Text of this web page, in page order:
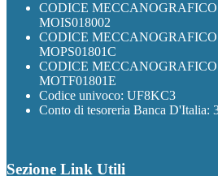
CODICE
MOIS018002
CODICE MECCANOGRAFICO
MOPS01801C
CODICE MECCANOGRAFICO
MOTF01801E
Codice univoco: UF8KC3
Conto di tesoreria Banca D'Italia:
Sezione Link Utili